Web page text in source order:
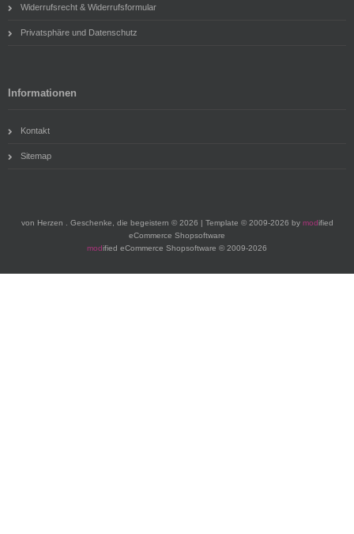
Widerrufsrecht & Widerrufsformular
Privatsphäre und Datenschutz
Informationen
Kontakt
Sitemap
von Herzen . Geschenke, die begeistern © 2026 | Template © 2009-2026 by modified
eCommerce Shopsoftware
modified eCommerce Shopsoftware © 2009-2026